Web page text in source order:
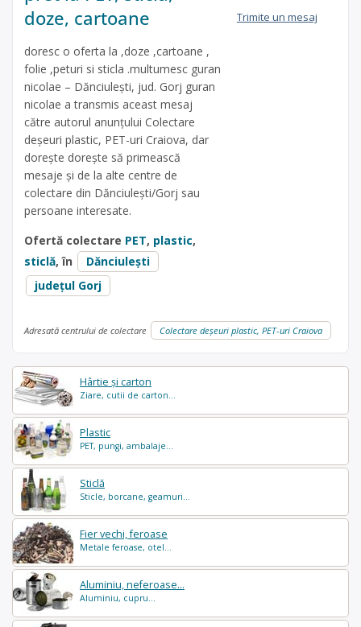
Hârtie și carton
Ziare, cutii de carton...
Plastic
PET, pungi, ambalaje...
Sticlă
Sticle, borcane, geamuri...
Fier vechi, feroase
Metale feroase, otel...
Aluminiu, neferoase...
Aluminiu, cupru...
doze, cartoane
doresc o oferta la ,doze ,cartoane ,
folie ,peturi si sticla .multumesc guran
nicolae – Dănciulești, jud. Gorj guran
nicolae a transmis aceast mesaj
către autorul anunțului Colectare
deșeuri plastic, PET-uri Craiova, dar
dorește dorește să primească
mesaje și de la alte centre de
colectare din Dănciulești/Gorj sau
persoane interesate.
Ofertă colectare PET, plastic,
sticlă, în
Dănciuleşti
județul Gorj
Trimite un mesaj
Adresată centrului de colectare Colectare deșeuri plastic, PET-uri Craiova